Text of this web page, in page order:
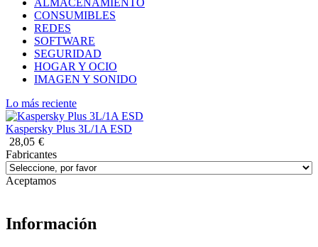
ALMACENAMIENTO
CONSUMIBLES
REDES
SOFTWARE
SEGURIDAD
HOGAR Y OCIO
IMAGEN Y SONIDO
Lo más reciente
Kaspersky Plus 3L/1A ESD
28,05 €
Fabricantes
Aceptamos
Información